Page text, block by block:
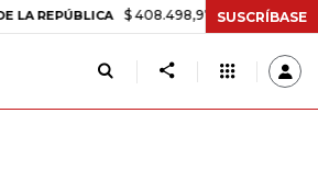
$ 408.498,97 +$ 8.753,81 +2,19%
SUSCRÍBASE